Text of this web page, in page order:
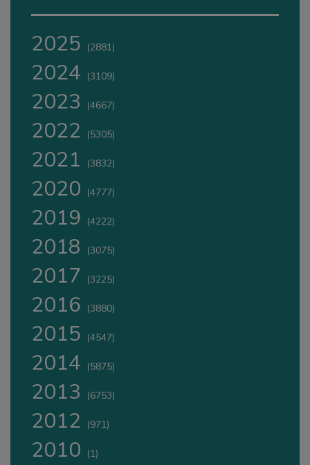
2025 (2881)
2024 (3109)
2023 (4667)
2022 (5305)
2021 (3832)
2020 (4777)
2019 (4222)
2018 (3075)
2017 (3225)
2016 (3880)
2015 (4547)
2014 (5875)
2013 (6753)
2012 (971)
2010 (1)